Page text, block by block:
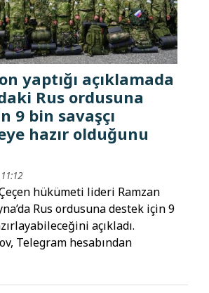
yaptığı açıklamada
Rus ordusuna
9 bin savaşçı
hazır olduğunu
Çeçen hükümeti lideri Ramzan
Rus ordusuna destek için 9
açıkladı.
Telegram hesabından